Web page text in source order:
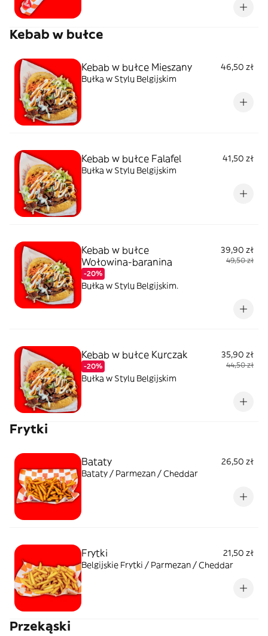
Kebab w bułce
Kebab w bułce Mieszany
46,50 zł
Bułka w Stylu Belgijskim
Kebab w bułce Falafel
41,50 zł
Bułka w Stylu Belgijskim
Kebab w bułce
Wołowina-baranina
-20%
39,90 zł
49,50 zł
Bułka w Stylu Belgijskim.
Kebab w bułce Kurczak
-20%
35,90 zł
44,50 zł
Bułka w Stylu Belgijskim
Frytki
Bataty
26,50 zł
Bataty / Parmezan / Cheddar
Frytki
21,50 zł
Belgijskie Frytki / Parmezan / Cheddar
Przekąski